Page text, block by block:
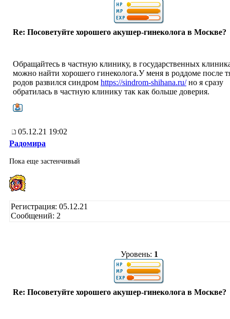
Re: Посоветуйте хорошего акушер-гинеколога в Москве?
Обращайтесь в частную клинику, в государственных
можно найти хорошего гинеколога.У меня в роддоме после
родов развился синдром https://sindrom-shihana.ru/но я сразу
обратилась в частную клинику так как больше доверия.
05.12.21 19:02
Радомира
Пока еще застенчивый
Регистрация: 05.12.21
Сообщений: 2
Уровень: 1
Re: Посоветуйте хорошего акушер-гинеколога в Москве?